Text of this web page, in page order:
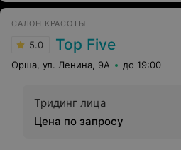
САЛОН КРАСОТЫ
5.0 Top Five
Орша, ул. Ленина, 9А до 19:00
Тридинг лица
Цена по запросу